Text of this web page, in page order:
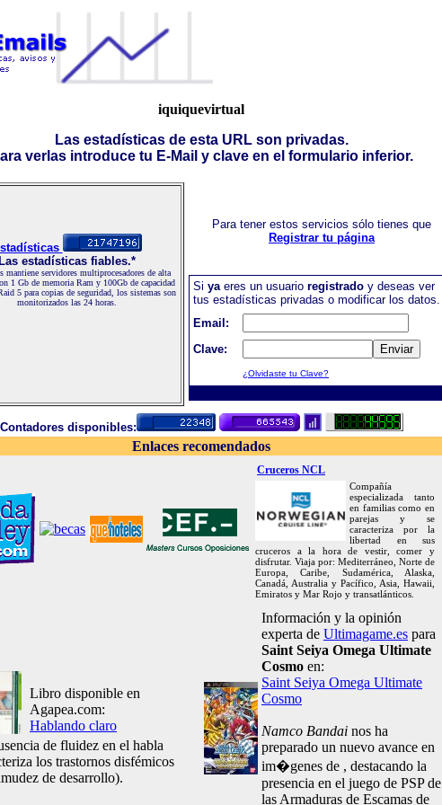
iquiquevirtual
Las estadísticas de esta URL son privadas.
verlas introduce tu E-Mail y clave en el formulario inferior.
Las estadísticas fiables.*
mantiene servidores multiprocesadores de alta
1 Gb de memoria Ram y 100Gb de capacidad
5 para copias de seguridad, los sistemas son
monitorizados las 24 horas.
Para tener estos servicios sólo tienes que
Registrar tu página
Si yaeres un usuario registrado y deseas ver
tus estadísticas privadas o modificar los datos.
Email:
Clave:
¿Olvidaste tu Clave?
Contadores disponibles:
Enlaces recomendados
Cruceros NCL
Compañía
especializada tanto
en familias como en
parejas y se
caracteriza por la
libertad en sus
cruceros a la hora de vestir, comer y
disfrutar. Viaja por: Mediterráneo, Norte de
Europa, Caribe, Sudamérica, Alaska,
Canadá, Australia y Pacífico, Asia, Hawaii,
Emiratos y Mar Rojo y transatlánticos.
Libro disponible en
Agapea.com:
Hablando claro
de fluidez en el habla
los trastornos disfémicos
de desarrollo).
Información y la opinión
experta de Ultimagame.es para
Saint Seiya Omega Ultimate
Cosmo en:
Saint Seiya Omega Ultimate
Cosmo
Namco Bandai nos ha
preparado un nuevo avance en
im�genes de , destacando la
presencia en el juego de PSP de
las Armaduras de Escamas de